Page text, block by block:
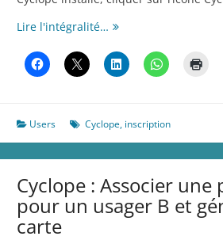
Lire l'intégralité… Installer
sur
un
Users Cyclope, inscription
Cyclope : Associer une
pour un usager B et
carte